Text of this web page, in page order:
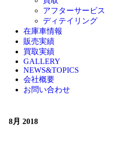
アフターサービス
ディテイリング
在庫車情報
販売実績
買取実績
GALLERY
NEWS&TOPICS
会社概要
お問い合わせ
8月 2018